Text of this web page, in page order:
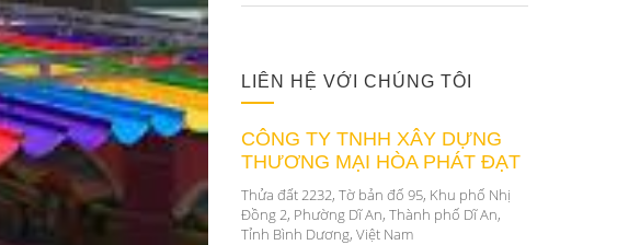
LIÊN HỆ VỚI CHÚNG TÔI
CÔNG TY TNHH XÂY DỰNG
THƯƠNG MẠI HÒA PHÁT ĐẠT
Thửa đất 2232, Tờ bản đố 95, Khu phố Nhị
Đồng 2, Phường Dĩ An, Thành phố Dĩ An,
Tỉnh Bình Dương, Việt Nam